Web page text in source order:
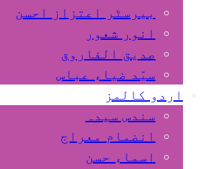
بیرسٹر اعتزاز احسن
انور شعور
صدیق الفاروق
سیّد ضیاء عباس
اردو کالمز
سندس سیدہ
انضمام معراج
اسماء حسن